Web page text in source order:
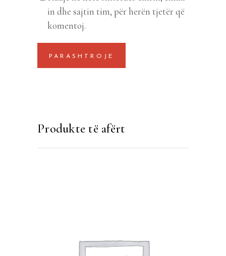
in dhe sajtin tim, për herën tjetër që
komentoj.
Produkte të afërt